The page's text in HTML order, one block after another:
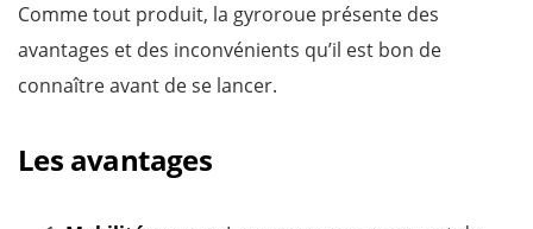
Comme tout produit, la gyroroue présente des
avantages et des inconvénients qu’il est bon de
connaître avant de se lancer.
Les avantages